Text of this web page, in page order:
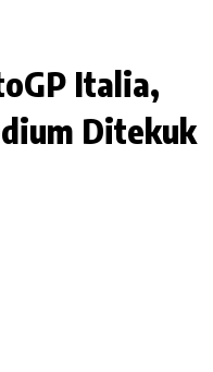
Italia,
Ditekuk